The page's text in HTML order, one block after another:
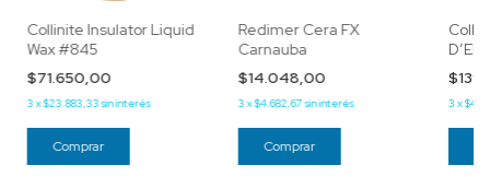
Collinite Insulator Liquid
Wax #845
$71.650,00
3 x$23.883,33 sin interés
Redimer Cera FX
Carnauba
$14.048,00
3x$4.682,67sin interés 3 x